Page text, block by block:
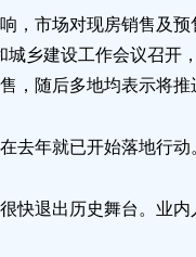
，市场对现房销售及
城乡建设工作会议召
，随后多地均表示将
去年就已开始落地行
快退出历史舞台。业